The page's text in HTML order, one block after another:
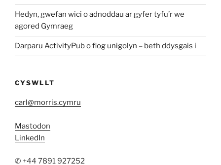
Hedyn, gwefan wici o adnoddau ar gyfer tyfu’r we
agored Gymraeg
Darparu ActivityPub o flog unigolyn – beth ddysgais i
CYSWLLT
carl@morris.cymru
Mastodon
LinkedIn
✆ +44 7891 927252